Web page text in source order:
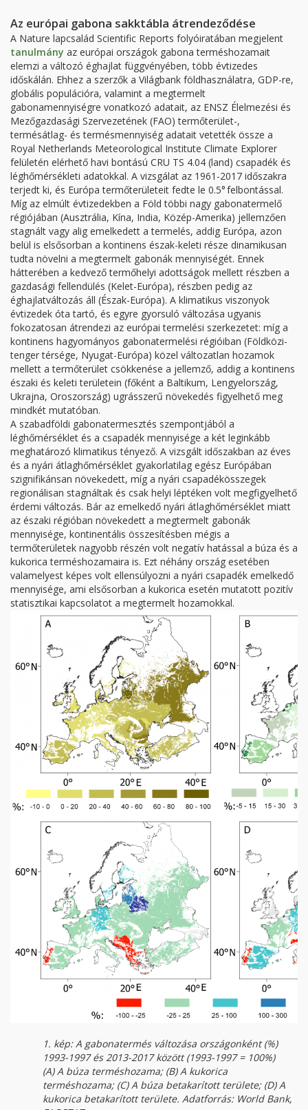
Az európai gabona sakktábla átrendeződése
A Nature lapcsalád Scientific Reports folyóiratában megjelent
tanulmány az európai országok gabona terméshozamait
elemzi a változó éghajlat függvényében, több évtizedes
időskálán. Ehhez a szerzők a Világbank földhasználatra, GDP-re,
globális populációra, valamint a megtermelt
gabonamennyiségre vonatkozó adatait, az ENSZ Élelmezési és
Mezőgazdasági Szervezetének (FAO) termőterület-,
termésátlag- és termésmennyiség adatait vetették össze a
Royal Netherlands Meteorological Institute Climate Explorer
felületén elérhető havi bontású CRU TS 4.04 (land) csapadék és
léghőmérsékleti adatokkal. A vizsgálat az 1961-2017 időszakra
terjedt ki, és Európa termőterületeit fedte le 0.5° felbontással.
Míg az elmúlt évtizedekben a Föld többi nagy gabonatermelő
régiójában (Ausztrália, Kína, India, Közép-Amerika) jellemzően
stagnált vagy alig emelkedett a termelés, addig Európa, azon
belül is elsősorban a kontinens észak-keleti része dinamikusan
tudta növelni a megtermelt gabonák mennyiségét. Ennek
hátterében a kedvező termőhelyi adottságok mellett részben a
gazdasági fellendülés (Kelet-Európa), részben pedig az
éghajlatváltozás áll (Észak-Európa). A klimatikus viszonyok
évtizedek óta tartó, és egyre gyorsuló változása ugyanis
fokozatosan átrendezi az európai termelési szerkezetet: míg a
kontinens hagyományos gabonatermelési régióiban (Földközi-
tenger térsége, Nyugat-Európa) közel változatlan hozamok
mellett a termőterület csökkenése a jellemző, addig a kontinens
északi és keleti területein (főként a Baltikum, Lengyelország,
Ukrajna, Oroszország) ugrásszerű növekedés figyelhető meg
mindkét mutatóban.
A szabadföldi gabonatermesztés szempontjából a
léghőmérséklet és a csapadék mennyisége a két leginkább
meghatározó klimatikus tényező. A vizsgált időszakban az éves
és a nyári átlaghőmérséklet gyakorlatilag egész Európában
szignifikánsan növekedett, míg a nyári csapadékösszegek
regionálisan stagnáltak és csak helyi léptéken volt megfigyelhető
érdemi változás. Bár az emelkedő nyári átlaghőmérséklet miatt
az északi régióban növekedett a megtermelt gabonák
mennyisége, kontinentális összesítésben mégis a
termőterületek nagyobb részén volt negatív hatással a búza és a
kukorica terméshozamaira is. Ezt néhány ország esetében
valamelyest képes volt ellensúlyozni a nyári csapadék emelkedő
mennyisége, ami elsősorban a kukorica esetén mutatott pozitív
statisztikai kapcsolatot a megtermelt hozamokkal.
1. kép: A gabonatermés változása országonként (%)
1993-1997 és 2013-2017 között (1993-1997 = 100%)
(A) A búza terméshozama; (B) A kukorica
terméshozama; (C) A búza betakarított területe; (D) A
kukorica betakarított területe. Adatforrás: World Bank,